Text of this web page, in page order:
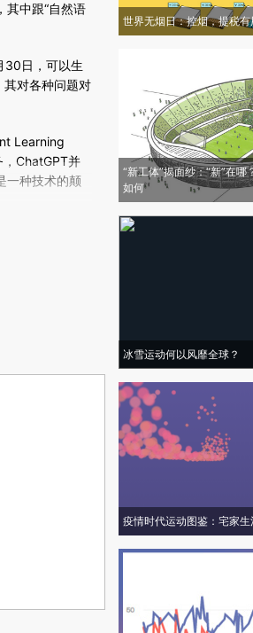
新观点和立
其中跟“自然语
日，可以生
其对各种问题对
Learning
ChatGPT并
一种技术的颠
世界无烟日：控烟，提税有
“新工体”揭面纱：“新”在
如何
冰雪运动何以风靡全球？
疫情时代运动图鉴：宅家